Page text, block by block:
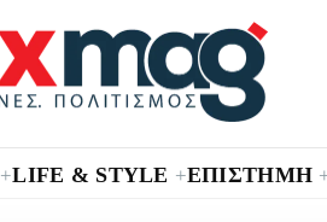
+LIFE & STYLE +ΕΠΙΣΤΗΜΗ